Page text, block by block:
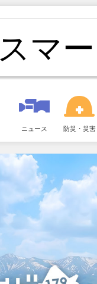
スマ
ニュース 防災・災害